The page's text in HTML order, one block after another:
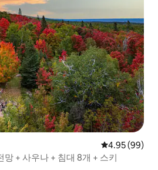
평점 4.95점(5
4.95 (99)
망 + 사우나 + 침대 8개 + 스키